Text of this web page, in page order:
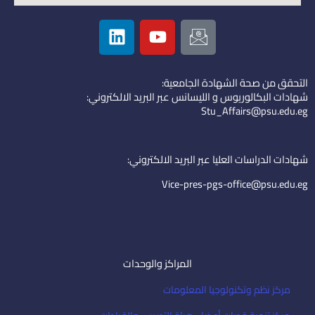
I
c
o
n
-
e
i
l
Y
o
u
u
b
L
i
n
e
d
التحقق من صحة الشهادة الجامعية:
شهادات البكالوريوس و الليسانس عبر البريد الالكتروني:
Stu_Affairs@psu.edu.eg
شهادات الدراسات العليا عبر البريد الالكتروني:
Vice-pres-pgs-office@psu.edu.eg
المراكز والوحدات
مركز نظم وتكنولوجيا المعلومات